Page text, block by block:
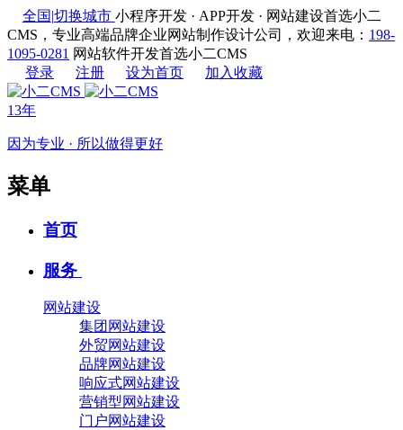
全国|切换城市 小程序开发 · APP开发 · 网站建设首选小二
CMS，专业高端品牌企业网站制作设计公司，欢迎来电： 198-
1095-0281 网站软件开发首选小二CMS
登录
注册 设为首页 加入收藏
13年
因为专业 · 所以做得更好
菜单
首页
服务
网站建设
集团网站建设
外贸网站建设
品牌网站建设
响应式网站建设
营销型网站建设
门户网站建设